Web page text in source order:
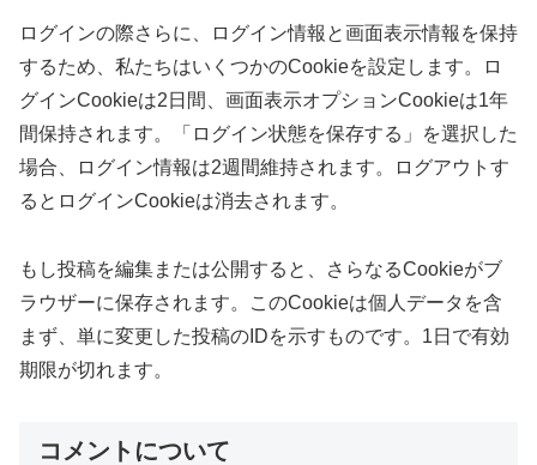
ログインの際さらに、ログイン情報と画面表示情報を保持
するため、私たちはいくつかのCookieを設定します。ロ
グインCookieは2日間、画面表示オプションCookieは1年
間保持されます。「ログイン状態を保存する」を選択した
場合、ログイン情報は2週間維持されます。ログアウトす
るとログインCookieは消去されます。
もし投稿を編集または公開すると、さらなるCookieがブ
ラウザーに保存されます。このCookieは個人データを含
まず、単に変更した投稿のIDを示すものです。1日で有効
期限が切れます。
コメントについて